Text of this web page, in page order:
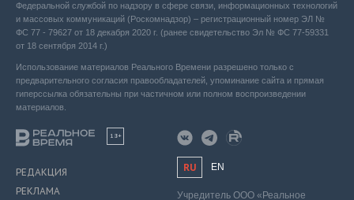
Федеральной службой по надзору в сфере связи, информационных технологий
и массовых коммуникаций (Роскомнадзор) – регистрационный номер ЭЛ №
ФС 77 - 79627 от 18 декабря 2020 г. (ранее свидетельство Эл № ФС 77-59331
от 18 сентября 2014 г.)
Использование материалов Реального Времени разрешено только с
предварительного согласия правообладателей, упоминание сайта и прямая
гиперссылка обязательны при частичном или полном воспроизведении
материалов.
18+
РЕДАКЦИЯ
РЕКЛАМА
RU EN
Учредитель ООО «Реальное